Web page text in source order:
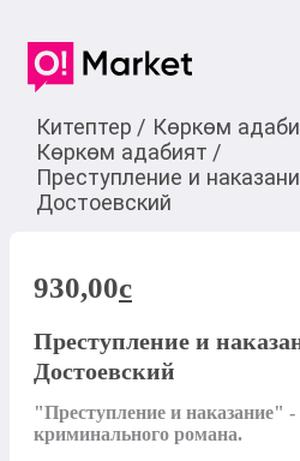
Китептер / Көркөм
Көркөм адабият /
Преступление и
Достоевский
930,00c
Преступление и
Достоевский
"Преступление и наказание"
криминального романа.